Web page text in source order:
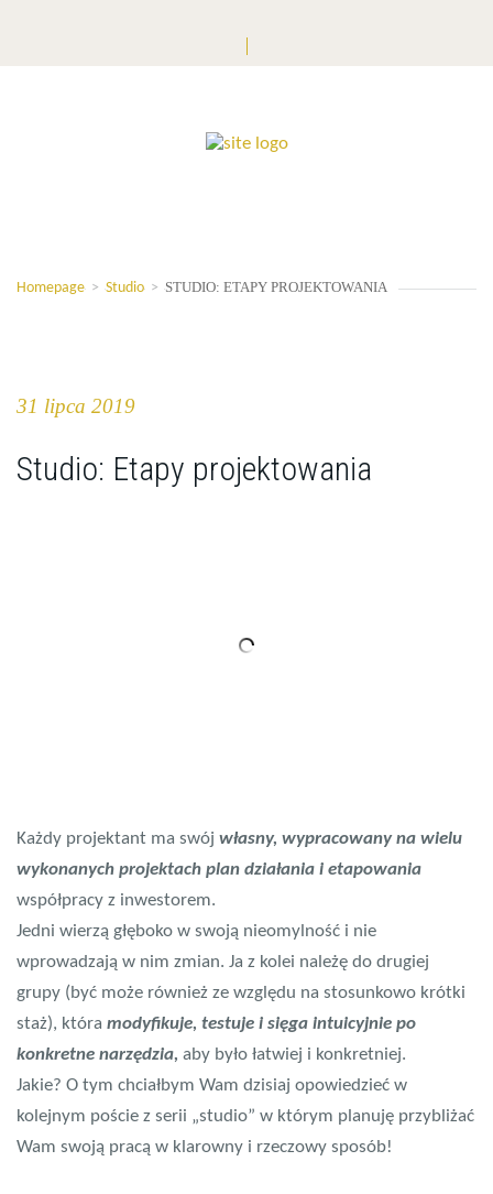
Homepage > Studio > STUDIO: ETAPY PROJEKTOWANIA
31 lipca 2019
Studio: Etapy projektowania
Każdy projektant ma swój własny, wypracowany na wielu
wykonanych projektach plan działania i etapowania
współpracy z inwestorem.
Jedni wierzą głęboko w swoją nieomylność i nie
wprowadzają w nim zmian. Ja z kolei należę do drugiej
grupy (być może również ze względu na stosunkowo krótki
staż), która modyfikuje, testuje i sięga intuicyjnie po
konkretne narzędzia, aby było łatwiej i konkretniej.
Jakie? O tym chciałbym Wam dzisiaj opowiedzieć w
kolejnym poście z serii „studio” w którym planuję przybliżać
Wam swoją pracą w klarowny i rzeczowy sposób!